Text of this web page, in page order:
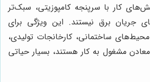
کار با سرپنجه کامپوزیتی، سبک‌تر
جریان برق نیستند. این ویژگی برای
محیط‌های ساختمانی، کارخانجات تولیدی،
معادن مشغول به کار هستند، بسیار حیاتی